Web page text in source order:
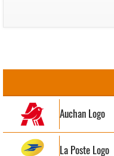
Auchan Logo
La Poste Logo